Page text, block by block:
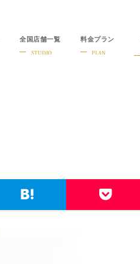
全国店舗一覧
STUDIO
料金プラン
PLAN